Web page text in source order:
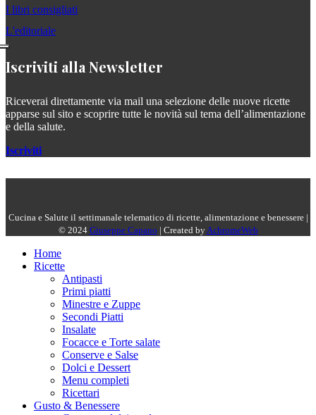
I libri consigliati
L'editoriale
Iscriviti alla Newsletter
Riceverai direttamente via mail una selezione delle nuove ricette
apparse sul sito e scoprire tutte le novità sul tema dell’alimentazione
e della salute.
Iscriviti
Cucina e Salute il settimanale telematico di ricette, alimentazione e benessere |
© 2024 Giuseppe Capano | Created by AchromeWeb
Home
Ricette
Antipasti
Primi piatti
Minestre e Zuppe
Secondi Piatti
Insalate
Focacce e Torte salate
Conserve e Salse
Dolci e Dessert
Menu completi
Ricettari
Gusto & Benessere